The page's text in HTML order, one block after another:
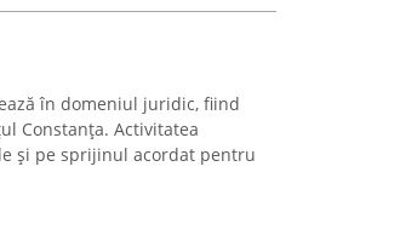
în domeniul juridic, fiind
Constanța. Activitatea
și pe sprijinul acordat pentru